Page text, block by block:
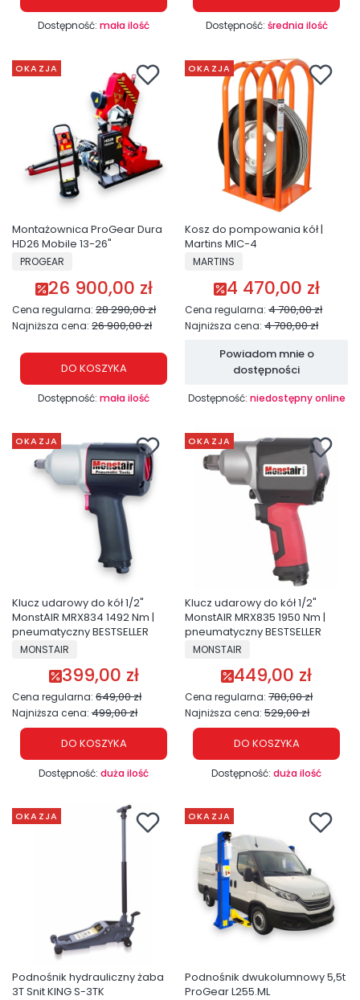
Dostępność: mała ilość Dostępność: średnia ilość
OKAZJA
Montażownica ProGear Dura
HD26 Mobile 13-26"
PRODUCENT
PROGEAR
Cena promocyjna
26 900,00 zł
Cena regularna: 28 290,00 zł
Najniższa cena: 26 900,00 zł
DO KOSZYKA
Dostępność: mała ilość
OKAZJA
Kosz do pompowania kół |
Martins MIC-4
PRODUCENT
MARTINS
Cena promocyjna
4 470,00 zł
Cena regularna: 4 700,00 zł
Najniższa cena: 4 700,00 zł
Powiadom mnie o
dostępności
Dostępność: niedostępny online
OKAZJA
Klucz udarowy do kół 1/2"
MonstAIR MRX834 1492 Nm |
pneumatyczny BESTSELLER
PRODUCENT
MONSTAIR
Cena promocyjna
399,00 zł
Cena regularna: 649,00 zł
Najniższa cena: 499,00 zł
DO KOSZYKA
Dostępność: duża ilość
OKAZJA
Klucz udarowy do kół 1/2"
MonstAIR MRX835 1950 Nm |
pneumatyczny BESTSELLER
PRODUCENT
MONSTAIR
Cena promocyjna
449,00 zł
Cena regularna: 780,00 zł
Najniższa cena: 529,00 zł
DO KOSZYKA
Dostępność: duża ilość
OKAZJA
Podnośnik hydrauliczny żaba
3T Snit KING S-3TK
OKAZJA
Podnośnik dwukolumnowy 5,5t
ProGear L255.ML